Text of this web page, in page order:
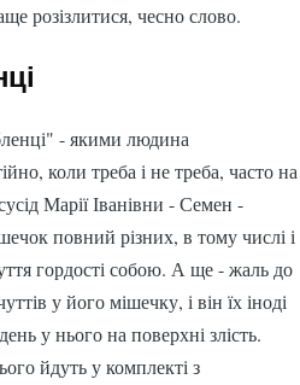
розізлитися, чесно слово.
- якими людина
коли треба і не треба, часто на
Марії Іванівни - Семен -
повний різних, в тому числі і
гордості собою. А ще - жаль до
у його мішечку, і він їх іноді
у нього на поверхні злість.
йдуть у комплекті з